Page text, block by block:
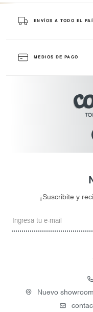
ENVÍOS A TODO EL
MEDIOS DE PAGO
Nuevo
¡Suscribite y